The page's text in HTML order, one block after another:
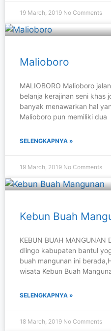
19 March, 2019 No Comments
Malioboro
MALIOBORO Malioboro
belanja kerajinan seni khas
banyak menawarkan hal
Malioboro pun memiliki dua
SELENGKAPNYA »
19 March, 2019 No Comments
Kebun Buah
KEBUN BUAH
dlingo kabupaten bantul
buah mangunan ini
wisata Kebun Buah
SELENGKAPNYA »
18 March, 2019 No Comments